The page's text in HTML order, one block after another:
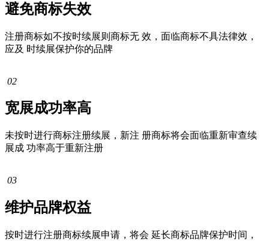
避免商标失效
注册商标如不按时续展则商标无 效，面临商标不具法律效，
应及 时续展保护你的品牌
02
宽展成功率高
未按时进行商标注册续展，新注 册商标将会面临重新审查续
展成 功率高于重新注册
03
维护品牌权益
按时进行注册商标续展申请，将会 延长商标品牌保护时间，